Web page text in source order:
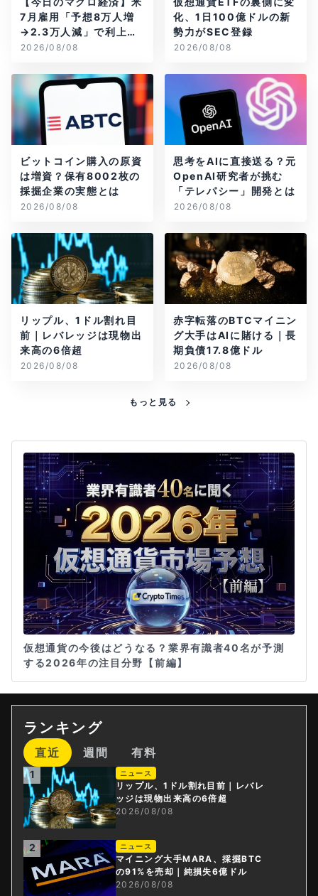
7月雇用「予想8万人増
→2.3万人減」で利上げ
観測後退
2026/08/08
化、1日100億ドルの新
勢力がSEC登録
2026/08/08
ビットコイン購入の原資
は増資？保有8002枚の
採掘企業の実態とは
2026/08/08
思考をAIに直接送る？元
OpenAI研究者が挑む
「テレパシー」開発とは
2026/08/08
リップル、1ドル割れ目
前｜レバレッジは現物出
来高の6倍超
2026/08/08
赤字転落のBTCマイニン
グ大手はAIに賭ける｜長
期負債17.8億ドル
2026/08/08
もっと見る
仮想通貨の今後はどうなる？業界有識者40名が予測
する2026年の注目分野【前編】
ランキング
直近 週間 有料
1 ニュース
リップル、1ドル割れ目前｜レバレ
ッジは現物出来高の6倍超
2026/08/08
2 ニュース
マイニング大手MARA、採掘BTC
の91%を売却｜純損失6億ドル
2026/08/08